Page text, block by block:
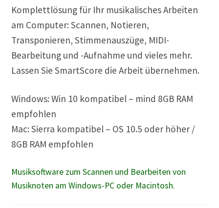
Komplettlösung für Ihr musikalisches Arbeiten
am Computer: Scannen, Notieren,
Transponieren, Stimmenauszüge, MIDI-
Bearbeitung und -Aufnahme und vieles mehr.
Lassen Sie SmartScore die Arbeit übernehmen.
Windows: Win 10 kompatibel – mind 8GB RAM
empfohlen
Mac: Sierra kompatibel – OS 10.5 oder höher /
8GB RAM empfohlen
Musiksoftware zum Scannen und Bearbeiten von
Musiknoten am Windows-PC oder Macintosh.